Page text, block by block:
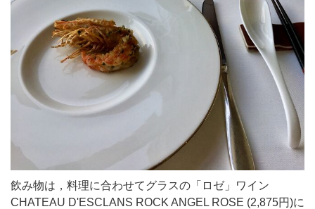
飲み物は，料理に合わせてグラスの「ロゼ」ワイン
CHATEAU D'ESCLANS ROCK ANGEL ROSE (2,875円)に